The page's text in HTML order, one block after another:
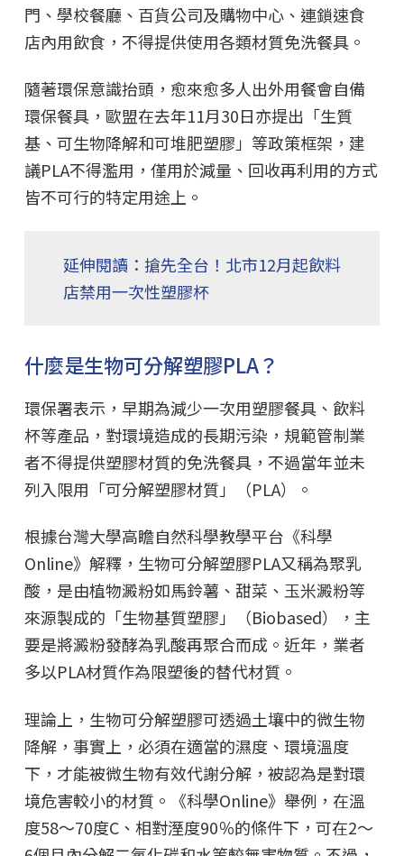
門、學校餐廳、百貨公司及購物中心、連鎖速食
店內用飲食，不得提供使用各類材質免洗餐具。
隨著環保意識抬頭，愈來愈多人出外用餐會自備
環保餐具，歐盟在去年11月30日亦提出「生質
基、可生物降解和可堆肥塑膠」等政策框架，建
議PLA不得濫用，僅用於減量、回收再利用的方式
皆不可行的特定用途上。
延伸閱讀：搶先全台！北市12月起飲料
店禁用一次性塑膠杯
什麼是生物可分解塑膠PLA？
環保署表示，早期為減少一次用塑膠餐具、飲料
杯等產品，對環境造成的長期污染，規範管制業
者不得提供塑膠材質的免洗餐具，不過當年並未
列入限用「可分解塑膠材質」（PLA）。
根據台灣大學高瞻自然科學教學平台《科學
Online》解釋，生物可分解塑膠PLA又稱為聚乳
酸，是由植物澱粉如馬鈴薯、甜菜、玉米澱粉等
來源製成的「生物基質塑膠」（Biobased），主
要是將澱粉發酵為乳酸再聚合而成。近年，業者
多以PLA材質作為限塑後的替代材質。
理論上，生物可分解塑膠可透過土壤中的微生物
降解，事實上，必須在適當的濕度、環境溫度
下，才能被微生物有效代謝分解，被認為是對環
境危害較小的材質。《科學Online》舉例，在溫
度58～70度C、相對溼度90％的條件下，可在2～